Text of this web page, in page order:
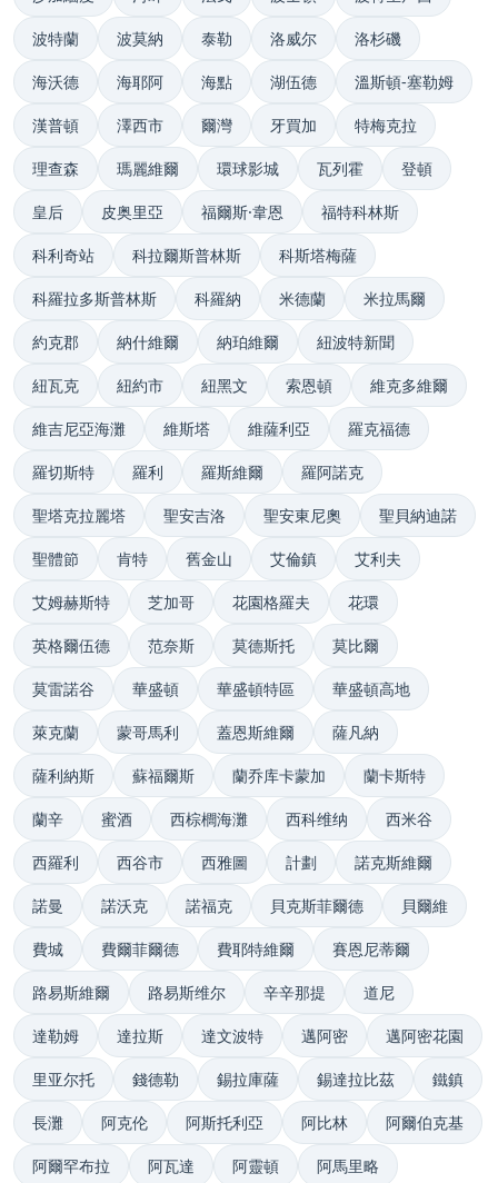
波特蘭 波莫納 泰勒 洛威尔 洛杉磯
海沃德 海耶阿 海點 湖伍德 溫斯頓-塞勒姆
漢普頓 澤西市 爾灣 牙買加 特梅克拉
理查森 瑪麗維爾 環球影城 瓦列霍 登頓
皇后 皮奥里亞 福爾斯·韋恩 福特科林斯
科利奇站 科拉爾斯普林斯 科斯塔梅薩
科羅拉多斯普林斯 科羅納 米德蘭 米拉馬爾
約克郡 納什維爾 納珀維爾 紐波特新聞
紐瓦克 紐約市 紐黑文 索恩頓 維克多維爾
維吉尼亞海灘 維斯塔 維薩利亞 羅克福德
羅切斯特 羅利 羅斯維爾 羅阿諾克
聖塔克拉麗塔 聖安吉洛 聖安東尼奧 聖貝納迪諾
聖體節 肯特 舊金山 艾倫鎮 艾利夫
艾姆赫斯特 芝加哥 花園格羅夫 花環
英格爾伍德 范奈斯 莫德斯托 莫比爾
莫雷諾谷 華盛頓 華盛頓特區 華盛頓高地
萊克蘭 蒙哥馬利 蓋恩斯維爾 薩凡納
薩利納斯 蘇福爾斯 蘭乔库卡蒙加 蘭卡斯特
蘭辛 蜜酒 西棕櫚海灘 西科维纳 西米谷
西羅利 西谷市 西雅圖 計劃 諾克斯維爾
諾曼 諾沃克 諾福克 貝克斯菲爾德 貝爾維
費城 費爾菲爾德 費耶特維爾 賽恩尼蒂爾
路易斯維爾 路易斯维尔 辛辛那提 道尼
達勒姆 達拉斯 達文波特 邁阿密 邁阿密花園
里亚尔托 錢德勒 錫拉庫薩 錫達拉比茲 鐵鎮
長灘 阿克伦 阿斯托利亞 阿比林 阿爾伯克基
阿爾罕布拉 阿瓦達 阿靈頓 阿馬里略